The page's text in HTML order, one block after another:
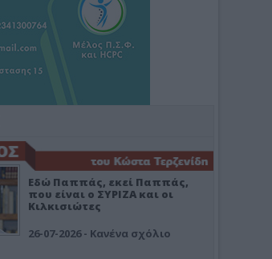
Εδώ Παππάς, εκεί Παππάς,
που είναι ο ΣΥΡΙΖΑ και οι
Κιλκισιώτες
26-07-2026 - Κανένα σχόλιο